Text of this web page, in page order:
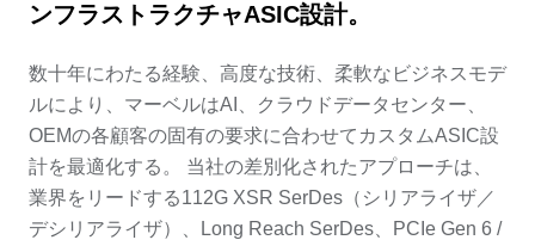
ンフラストラクチャASIC設計。
数十年にわたる経験、高度な技術、柔軟なビジネスモデ
ルにより、マーベルはAI、クラウドデータセンター、
OEMの各顧客の固有の要求に合わせてカスタムASIC設
計を最適化する。 当社の差別化されたアプローチは、
業界をリードする112G XSR SerDes（シリアライザ／
デシリアライザ）、Long Reach SerDes、PCIe Gen 6 /